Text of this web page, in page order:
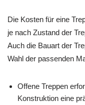
Die Kosten für eine
je nach Zustand der
Auch die Bauart der
Wahl der passenden
Offene Treppen
Konstruktion eine